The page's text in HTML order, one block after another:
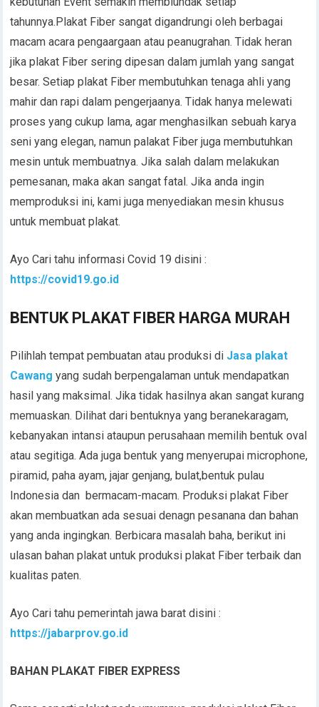
tahunnya.Plakat Fiber sangat digandrungi oleh berbagai
macam acara pengaargaan atau peanugrahan. Tidak heran
jika plakat Fiber sering dipesan dalam jumlah yang sangat
besar. Setiap plakat Fiber membutuhkan tenaga ahli yang
mahir dan rapi dalam pengerjaanya. Tidak hanya melewati
proses yang cukup lama, agar menghasilkan sebuah karya
seni yang elegan, namun palakat Fiber juga membutuhkan
mesin untuk membuatnya. Jika salah dalam melakukan
pemesanan, maka akan sangat fatal. Jika anda ingin
memproduksi ini, kami juga menyediakan mesin khusus
untuk membuat plakat.
Ayo Cari tahu informasi Covid 19 disini :
https://covid19.go.id
BENTUK PLAKAT FIBER HARGA MURAH
Pilihlah tempat pembuatan atau produksi di Jasa plakat
Cawang yang sudah berpengalaman untuk mendapatkan
hasil yang maksimal. Jika tidak hasilnya akan sangat kurang
memuaskan. Dilihat dari bentuknya yang beranekaragam,
kebanyakan intansi ataupun perusahaan memilih bentuk oval
atau segitiga. Ada juga bentuk yang menyerupai microphone,
piramid, paha ayam, jajar genjang, bulat,bentuk pulau
Indonesia dan bermacam-macam. Produksi plakat Fiber
akan membuatkan ada sesuai denagn pesanana dan bahan
yang anda ingingkan. Berbicara masalah baha, berikut ini
ulasan bahan plakat untuk produksi plakat Fiber terbaik dan
kualitas paten.
Ayo Cari tahu pemerintah jawa barat disini :
https://jabarprov.go.id
BAHAN PLAKAT FIBER EXPRESS